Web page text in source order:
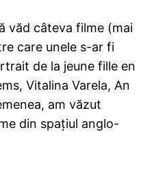
văd câteva filme (mai
care unele s-ar fi
de la jeune fille en
Vitalina Varela, An
am văzut
din spațiul anglo-